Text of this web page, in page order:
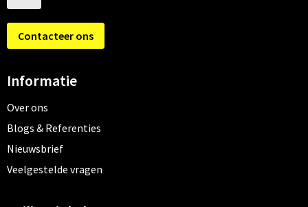
Contacteer ons
Informatie
Over ons
Blogs & Referenties
Nieuwsbrief
Veelgestelde vragen